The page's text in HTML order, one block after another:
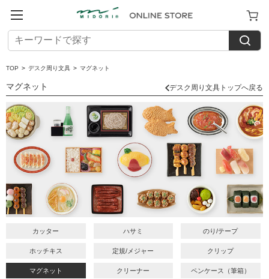
TOP > デスク周り文具 > マグネット
マグネット デスク周り文具トップへ戻る
カッター ハサミ のり/テープ
ホッチキス 定規/メジャー クリップ
マグネット クリーナー ペンケース（筆箱）